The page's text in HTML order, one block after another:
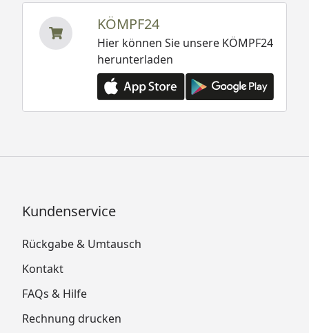
KÖMPF24
Hier können Sie unsere KÖMPF24
herunterladen
Kundenservice
Rückgabe & Umtausch
Kontakt
FAQs & Hilfe
Rechnung drucken